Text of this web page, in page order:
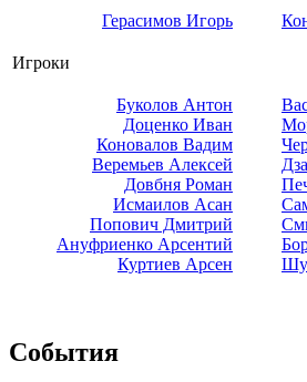
Герасимов Игорь
Игроки
Буколов Антон
Доценко Иван
Коновалов Вадим
Веремьев Алексей
Довбня Роман
Исмаилов Асан
Попович Дмитрий
Ануфриенко Арсентий
Куртиев Арсен
События